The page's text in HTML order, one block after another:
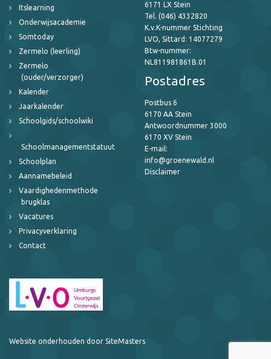
Itslearning
Onderwijsacademie
Somtoday
Zermelo (leerling)
Zermelo
(ouder/verzorger)
Kalender
Jaarkalender
Schoolgids/schoolwiki
Schoolmanagementstatuut
Schoolplan
Aannamebeleid
Vaardighedenmethode
brugklas
Vacatures
Privacyverklaring
Contact
6171 LX Stein
Tel. (046) 4332820
K.v.K-nummer Stichting
LVO, Sittard: 14077279
Btw-nummer:
NL811981861B.01
Postadres
Postbus 6
6170 AA Stein
Antwoordnummer 3000
6170 XV Stein
E-mail:
info@groenewald.nl
Disclaimer
Website onderhouden door SiteMasters